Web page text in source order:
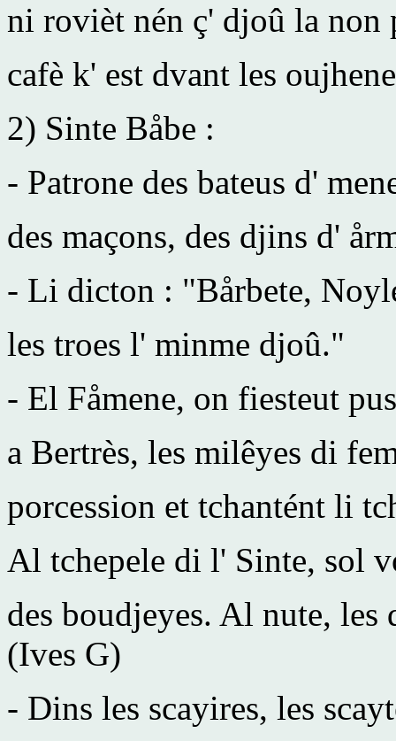
ni rovièt nén ç' djoû la
cafè k' est dvant les
2) Sinte Båbe :
- Patrone des bateus d'
des maçons, des djins d'
- Li dicton : "Bårbete,
les troes l' minme djoû."
- El Fåmene, on fiesteut
a Bertrès, les milêyes di
porcession et tchantént li
Al tchepele di l' Sinte, sol
des boudjeyes. Al nute, les
(Ives G)
- Dins les scayires, les